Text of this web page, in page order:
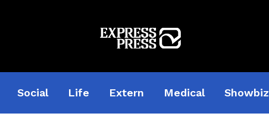
Social Life Extern Medical Showbiz